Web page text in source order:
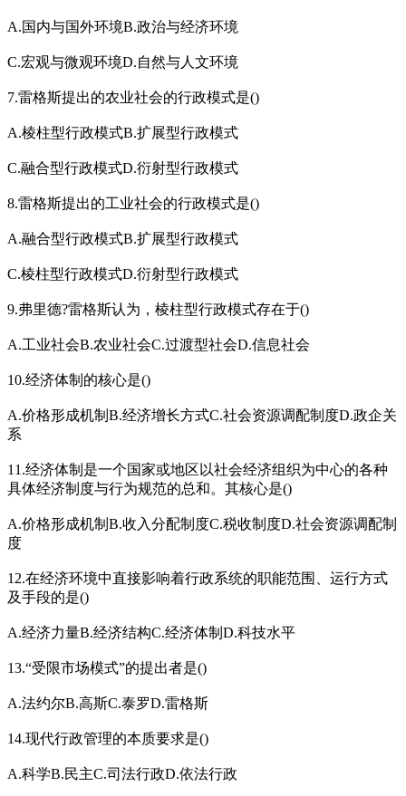
A.国内与国外环境B.政治与经济环境
C.宏观与微观环境D.自然与人文环境
7.雷格斯提出的农业社会的行政模式是()
A.棱柱型行政模式B.扩展型行政模式
C.融合型行政模式D.衍射型行政模式
8.雷格斯提出的工业社会的行政模式是()
A.融合型行政模式B.扩展型行政模式
C.棱柱型行政模式D.衍射型行政模式
9.弗里德?雷格斯认为，棱柱型行政模式存在于()
A.工业社会B.农业社会C.过渡型社会D.信息社会
10.经济体制的核心是()
A.价格形成机制B.经济增长方式C.社会资源调配制度D.政企关
系
11.经济体制是一个国家或地区以社会经济组织为中心的各种
具体经济制度与行为规范的总和。其核心是()
A.价格形成机制B.收入分配制度C.税收制度D.社会资源调配制
度
12.在经济环境中直接影响着行政系统的职能范围、运行方式
及手段的是()
A.经济力量B.经济结构C.经济体制D.科技水平
13.“受限市场模式”的提出者是()
A.法约尔B.高斯C.泰罗D.雷格斯
14.现代行政管理的本质要求是()
A.科学B.民主C.司法行政D.依法行政